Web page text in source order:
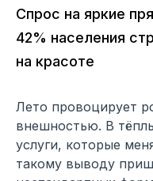
Спрос на яркие
42% населения
на красоте
Лето провоцирует
внешностью. В
услуги, которые
такому выводу